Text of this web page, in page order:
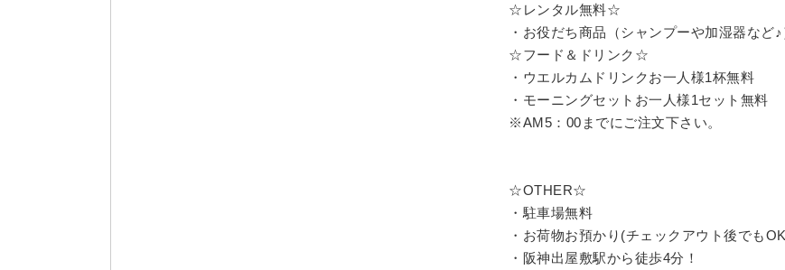
☆レンタル無料☆
・お役だち商品（シャンプーや加湿器など♪
☆フード＆ドリンク☆
・ウエルカムドリンクお一人様1杯無料
・モーニングセットお一人様1セット無料
※AM5：00までにご注文下さい。
☆OTHER☆
・駐車場無料
・お荷物お預かり(チェックアウト後でも
・阪神出屋敷駅から徒歩4分！